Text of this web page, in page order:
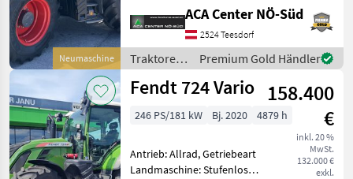
Neumaschine
Zapfwellendrehzahl:
540/540E/1000/1000E,
Höchstgeschwindigkeit in
km/h: 50 km/h, Aufla
ACA Center NÖ-Süd
2524 Teesdorf
Traktoren
/ Fendt
Premium Gold Händler
Fendt 724 Vario 158.400
€
inkl. 20 %
MwSt.
132.000 €
exkl.
246 PS/181 kW Bj. 2020 4879 h
Antrieb: Allrad, Getriebeart
Landmaschine: Stufenloses